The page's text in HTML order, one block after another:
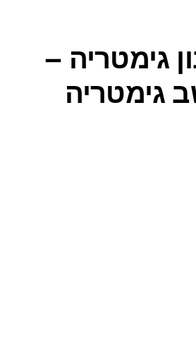
גימטריה –
גימטריה